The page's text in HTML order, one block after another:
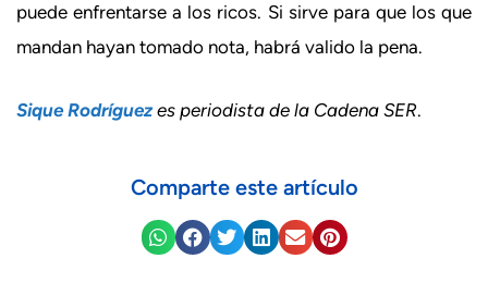
puede enfrentarse a los ricos. Si sirve para que los que
mandan hayan tomado nota, habrá valido la pena.
Sique Rodríguezes periodista de la Cadena SER.
Comparte este artículo